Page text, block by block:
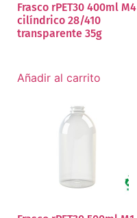
Frasco rPET30 400ml M4
cilíndrico 28/410
transparente 35g
Añadir al carrito